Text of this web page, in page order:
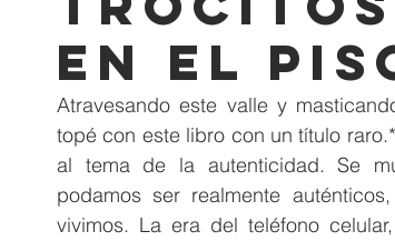
en el
Atravesando este valle y
topé con este libro con un título
al tema de la autenticidad. Se
podamos ser realmente
vivimos. La era del teléfono